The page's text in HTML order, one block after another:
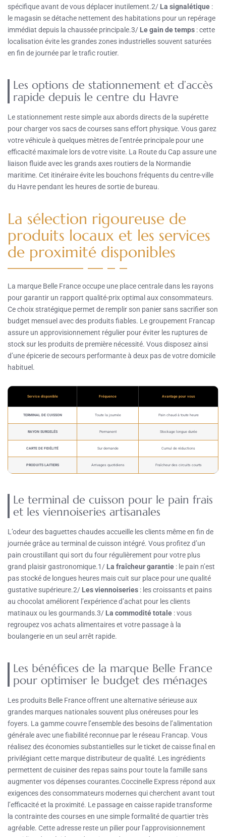
spécifique avant de vous déplacer inutilement.2/ La signalétique :
le magasin se détache nettement des habitations pour un repérage
immédiat depuis la chaussée principale.3/ Le gain de temps : cette
localisation évite les grandes zones industrielles souvent saturées
en fin de journée par le trafic routier.
Les options de stationnement et d’accès
rapide depuis le centre du Havre
Le stationnement reste simple aux abords directs de la supérette
pour charger vos sacs de courses sans effort physique. Vous garez
votre véhicule à quelques mètres de l’entrée principale pour une
efficacité maximale lors de votre visite. La Route du Cap assure une
liaison fluide avec les grands axes routiers de la Normandie
maritime. Cet itinéraire évite les bouchons fréquents du centre-ville
du Havre pendant les heures de sortie de bureau.
La sélection rigoureuse de
produits locaux et les services
de proximité disponibles
La marque Belle France occupe une place centrale dans les rayons
pour garantir un rapport qualité-prix optimal aux consommateurs.
Ce choix stratégique permet de remplir son panier sans sacrifier son
budget mensuel avec des produits fiables. Le groupement Francap
assure un approvisionnement régulier pour éviter les ruptures de
stock sur les produits de première nécessité. Vous disposez ainsi
d’une épicerie de secours performante à deux pas de votre domicile
habituel.
Service disponible Fréquence Avantage pour vous
TERMINAL DE CUISSON Toute la journée Pain chaud à toute heure
RAYON SURGELÉS Permanent Stockage longue durée
CARTE DE FIDÉLITÉ Sur demande Cumul de réductions
PRODUITS LAITIERS Arrivages quotidiens Fraîcheur des circuits courts
Le terminal de cuisson pour le pain frais
et les viennoiseries artisanales
L’odeur des baguettes chaudes accueille les clients même en fin de
journée grâce au terminal de cuisson intégré. Vous profitez d’un
pain croustillant qui sort du four régulièrement pour votre plus
grand plaisir gastronomique.1/ La fraîcheur garantie : le pain n’est
pas stocké de longues heures mais cuit sur place pour une qualité
gustative supérieure.2/ Les viennoiseries : les croissants et pains
au chocolat améliorent l’expérience d’achat pour les clients
matinaux ou les gourmands.3/ La commodité totale : vous
regroupez vos achats alimentaires et votre passage à la
boulangerie en un seul arrêt rapide.
Les bénéfices de la marque Belle France
pour optimiser le budget des ménages
Les produits Belle France offrent une alternative sérieuse aux
grandes marques nationales souvent plus onéreuses pour les
foyers. La gamme couvre l’ensemble des besoins de l’alimentation
générale avec une fiabilité reconnue par le réseau Francap. Vous
réalisez des économies substantielles sur le ticket de caisse final en
privilégiant cette marque distributeur de qualité. Les ingrédients
permettent de cuisiner des repas sains pour toute la famille sans
augmenter vos dépenses courantes.Coccinelle Express répond aux
exigences des consommateurs modernes qui cherchent avant tout
l’efficacité et la proximité. Le passage en caisse rapide transforme
la contrainte des courses en une simple formalité de quartier très
agréable. Cette adresse reste un pilier pour l’approvisionnement